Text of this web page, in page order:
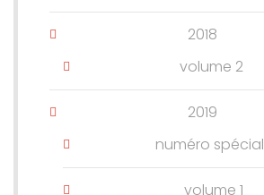
2018
volume 2
2019
numéro spécial
volume 1